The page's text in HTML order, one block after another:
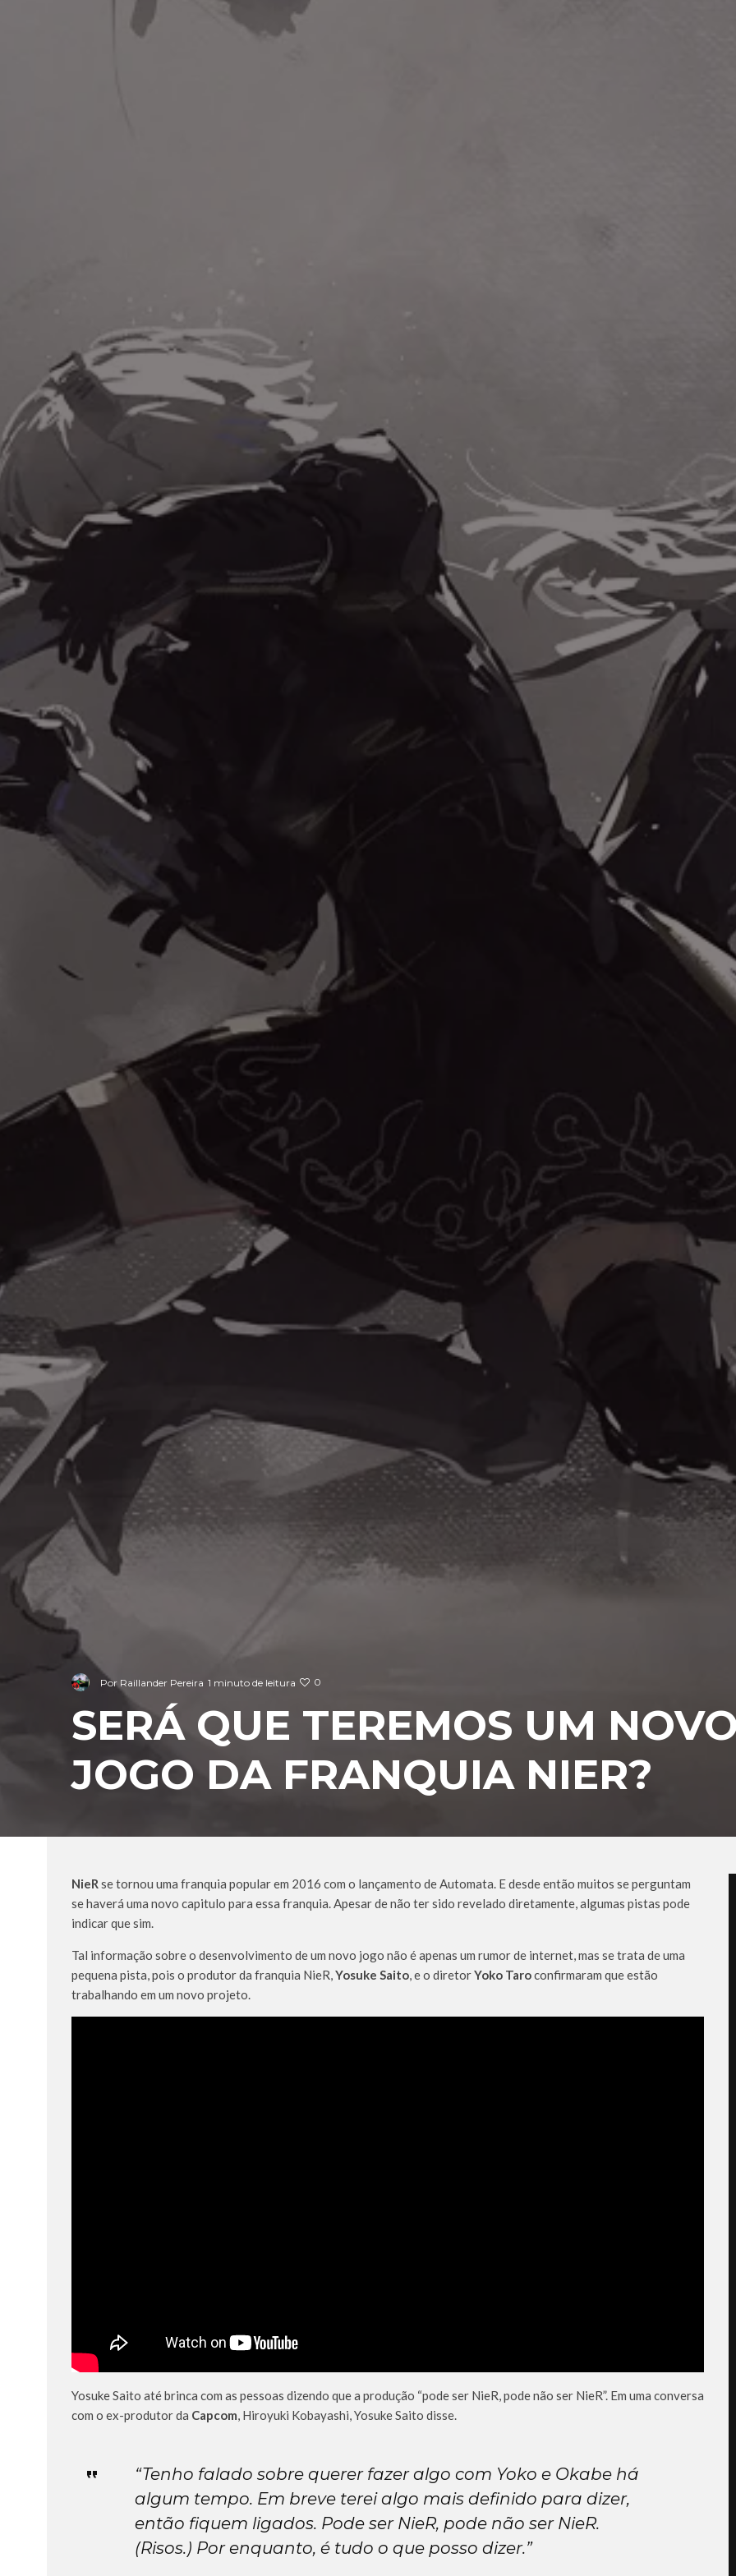
Por Raillander Pereira 1 minuto de leitura 0
SERÁ QUE TEREMOS UM
JOGO DA FRANQUIA NIER?
NieR se tornou uma franquia popular em 2016 com o lançamento de Automata. E desde então muitos se perguntam
se haverá uma novo capitulo para essa franquia. Apesar de não ter sido revelado diretamente, algumas pistas pode
indicar que sim.
Tal informação sobre o desenvolvimento de um novo jogo não é apenas um rumor de internet, mas se trata de uma
pequena pista, pois o produtor da franquia NieR,Yosuke Saito, e o diretorYoko Taroconfirmaram que estão
trabalhando em um novo projeto.
Yosuke Saito até brinca com as pessoas dizendo que a produção “pode ser NieR, pode não ser NieR”. Em uma conversa
com o ex-produtor da Capcom , Hiroyuki Kobayashi, Yosuke Saito disse.
“Tenho falado sobre querer fazer algo com Yoko e Okabe há
algum tempo. Em breve terei algo mais definido para dizer,
então fiquem ligados. Pode ser NieR, pode não ser NieR.
(Risos.) Por enquanto, é tudo o que posso dizer.”